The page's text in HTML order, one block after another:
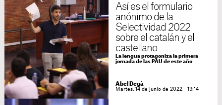
Así es el formulario
anónimo de la
Selectividad 2022
sobre el catalán y el
castellano
La lengua protagoniza la primera
jornada de las PAU de este año
Abel Degà
Martes, 14 de junio de 2022 - 13:14